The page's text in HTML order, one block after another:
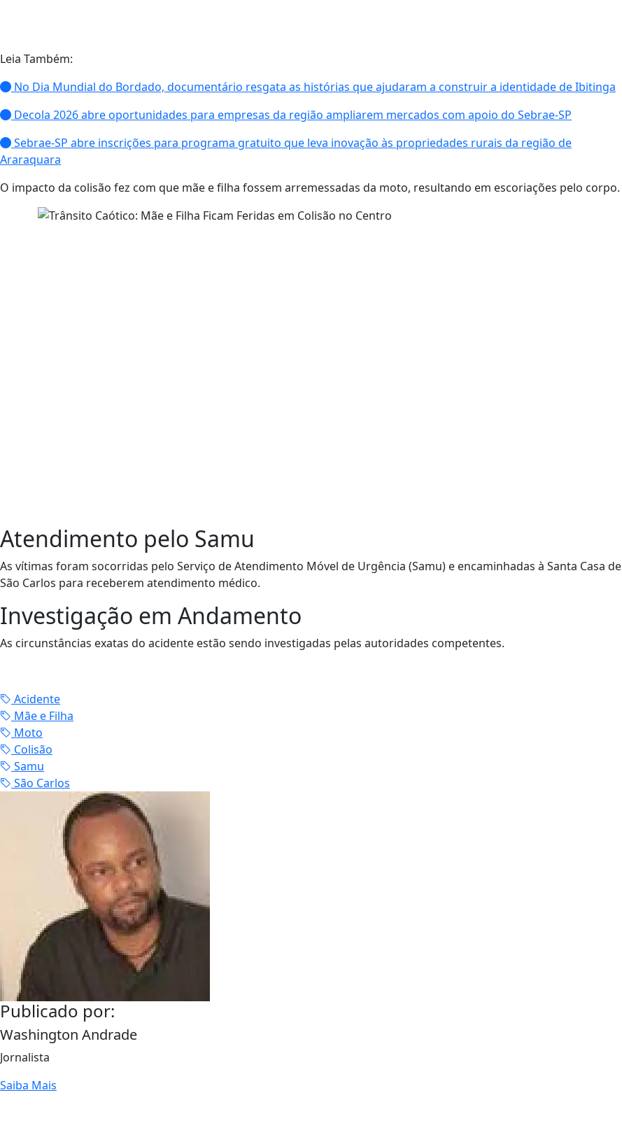
Leia Também:
No Dia Mundial do Bordado, documentário resgata as histórias que ajudaram a construir a identidade de Ibitinga
Decola 2026 abre oportunidades para empresas da região ampliarem mercados com apoio do Sebrae-SP
Sebrae-SP abre inscrições para programa gratuito que leva inovação às propriedades rurais da região de
Araraquara
O impacto da colisão fez com que mãe e filha fossem arremessadas da moto, resultando em escoriações pelo corpo.
Atendimento pelo Samu
As vítimas foram socorridas pelo Serviço de Atendimento Móvel de Urgência (Samu) e encaminhadas à Santa Casa de
São Carlos para receberem atendimento médico.
Investigação em Andamento
As circunstâncias exatas do acidente estão sendo investigadas pelas autoridades competentes.
Acidente
Mãe e Filha
Moto
Colisão
Samu
São Carlos
Publicado por:
Washington Andrade
Jornalista
Saiba Mais